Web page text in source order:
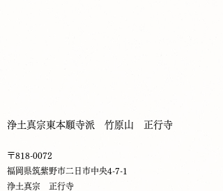
浄土真宗東本願寺派 竹原山 正行寺
〒818-0072
福岡県筑紫野市二日市中央4-7-1
​浄土真宗 正行寺